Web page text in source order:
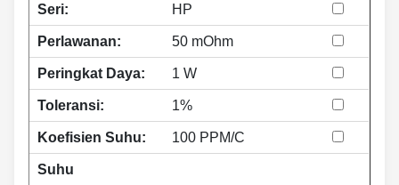
Seri: HP
Perlawanan: 50 mOhm
Peringkat Daya: 1 W
Toleransi: 1%
Koefisien Suhu: 100 PPM/C
Suhu